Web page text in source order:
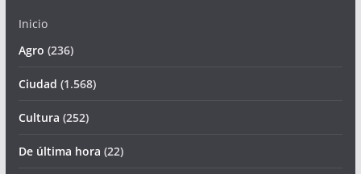
Inicio
Agro (236)
Ciudad (1.568)
Cultura (252)
De última hora (22)